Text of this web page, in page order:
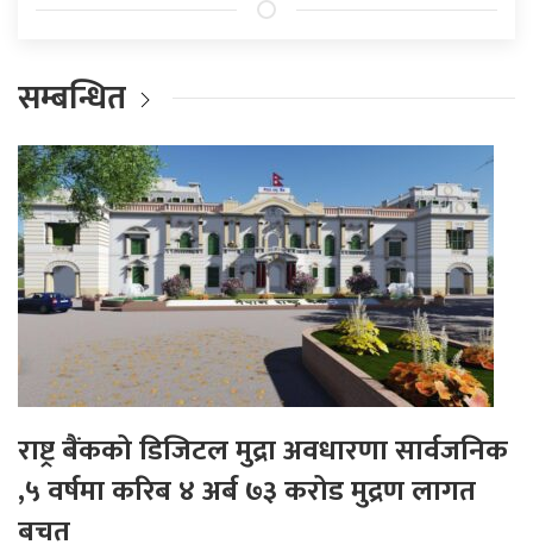
सम्बन्धित
राष्ट्र बैंकको डिजिटल मुद्रा अवधारणा सार्वजनिक
,५ वर्षमा करिब ४ अर्ब ७३ करोड मुद्रण लागत
बचत